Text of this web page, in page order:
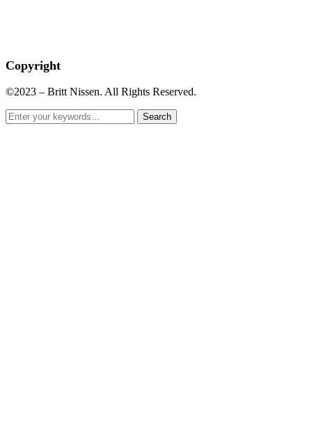
Copyright
©2023 – Britt Nissen. All Rights Reserved.